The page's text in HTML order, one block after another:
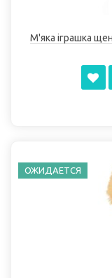
М'яка іграшка
ОЖИДАЕТСЯ